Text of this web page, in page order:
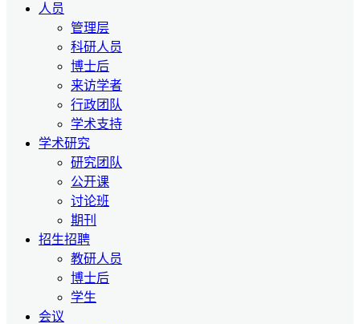
人员
管理层
科研人员
博士后
来访学者
行政团队
学术支持
学术研究
研究团队
公开课
讨论班
期刊
招生招聘
教研人员
博士后
学生
会议